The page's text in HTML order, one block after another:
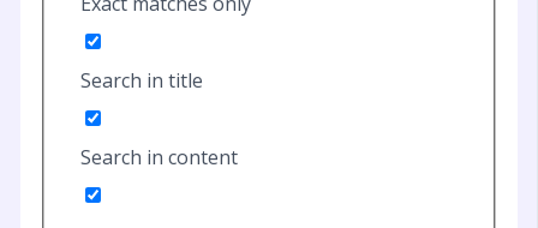
Search in title
Search in content